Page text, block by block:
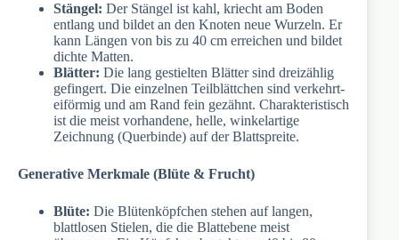
Stängel: Der Stängel ist kahl, kriecht am Boden
entlang und bildet an den Knoten neue Wurzeln. Er
kann Längen von bis zu 40 cm erreichen und bildet
dichte Matten.
Blätter: Die lang gestielten Blätter sind dreizählig
gefingert. Die einzelnen Teilblättchen sind verkehrt-
eiförmig und am Rand fein gezähnt. Charakteristisch
ist die meist vorhandene, helle, winkelartige
Zeichnung (Querbinde) auf der Blattspreite.
Generative Merkmale (Blüte & Frucht)
Blüte: Die Blütenköpfchen stehen auf langen,
blattlosen Stielen, die die Blattebene meist